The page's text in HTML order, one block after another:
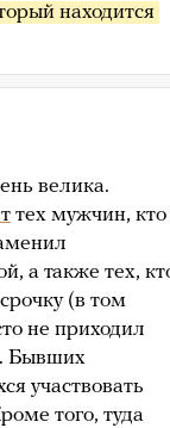
находится
велика.
тех мужчин, кто
а также тех,
(в том
не приходил
Бывших
участвовать
того, туда